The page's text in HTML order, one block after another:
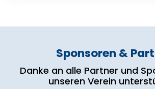
Sponsoren &
Danke an alle Partner und
unseren Verein